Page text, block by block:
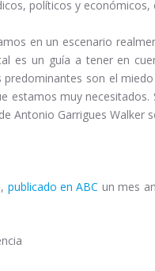
políticos y económicos,
en un escenario
es un guía a tener en
son el
estamos muy necesitados.
Antonio Garrigues Walker
publicado en ABC un mes